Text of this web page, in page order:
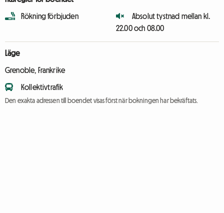
Rökning förbjuden
Absolut tystnad mellan kl.
22.00 och 08.00
Läge
Grenoble, Frankrike
Kollektivtrafik
Den exakta adressen till boendet visas först när bokningen har bekräftats.